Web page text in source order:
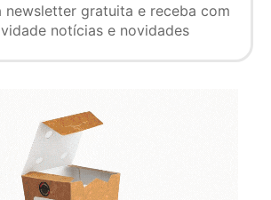
newsletter gratuita e receba com
notícias e novidades